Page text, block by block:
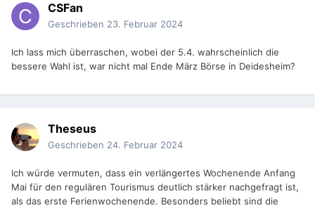
CSFan
Geschrieben 23. Februar 2024
Ich lass mich überraschen, wobei der 5.4. wahrscheinlich die
bessere Wahl ist, war nicht mal Ende März Börse in Deidesheim?
Theseus
Geschrieben 24. Februar 2024
Ich würde vermuten, dass ein verlängertes Wochenende Anfang
Mai für den regulären Tourismus deutlich stärker nachgefragt ist,
als das erste Ferienwochenende. Besonders beliebt sind die